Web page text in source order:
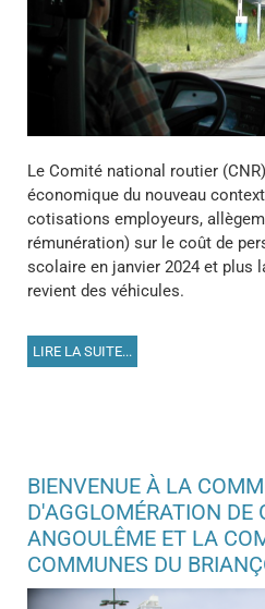
Le Comité national routier
économique du nouveau
cotisations employeurs,
rémunération) sur le coût de
scolaire en janvier 2024 et plus
revient des véhicules.
LIRE LA SUITE...
BIENVENUE À LA
D'AGGLOMÉRATION DE
ANGOULÊME ET LA
COMMUNES DU